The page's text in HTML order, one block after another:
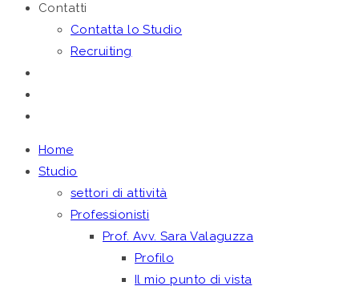
Contatti
Contatta lo Studio
Recruiting
Home
Studio
settori di attività
Professionisti
Prof. Avv. Sara Valaguzza
Profilo
Il mio punto di vista